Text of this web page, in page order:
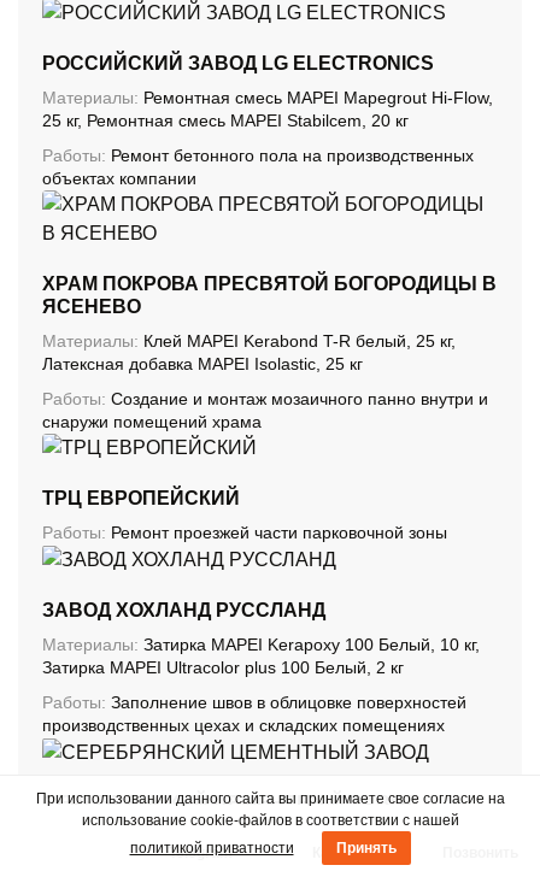
Telegram Каталог
РОССИЙСКИЙ ЗАВОД LG ELECTRONICS
Материалы: Ремонтная смесь MAPEI Mapegrout Hi-Flow,
25 кг, Ремонтная смесь MAPEI Stabilcem, 20 кг
Работы: Ремонт бетонного пола на производственных
объектах компании
ХРАМ ПОКРОВА ПРЕСВЯТОЙ БОГОРОДИЦЫ В
ЯСЕНЕВО
Материалы: Клей MAPEI Kerabond T-R белый, 25 кг,
Латексная добавка MAPEI Isolastic, 25 кг
Работы: Создание и монтаж мозаичного панно внутри и
снаружи помещений храма
ТРЦ ЕВРОПЕЙСКИЙ
Работы: Ремонт проезжей части парковочной зоны
ЗАВОД ХОХЛАНД РУССЛАНД
Материалы: Затирка MAPEI Kerapoxy 100 Белый, 10 кг,
Затирка MAPEI Ultracolor plus 100 Белый, 2 кг
Работы: Заполнение швов в облицовке поверхностей
производственных цехах и складских помещениях
СЕРЕБРЯНСКИЙ ЦЕМЕНТНЫЙ ЗАВОД
Высокоточная фиксация установленного
оборудования методом подливки
При использовании данного сайта вы принимаете свое согласие на
использование cookie-файлов в соответствии с нашей
политикой приватности
Принять